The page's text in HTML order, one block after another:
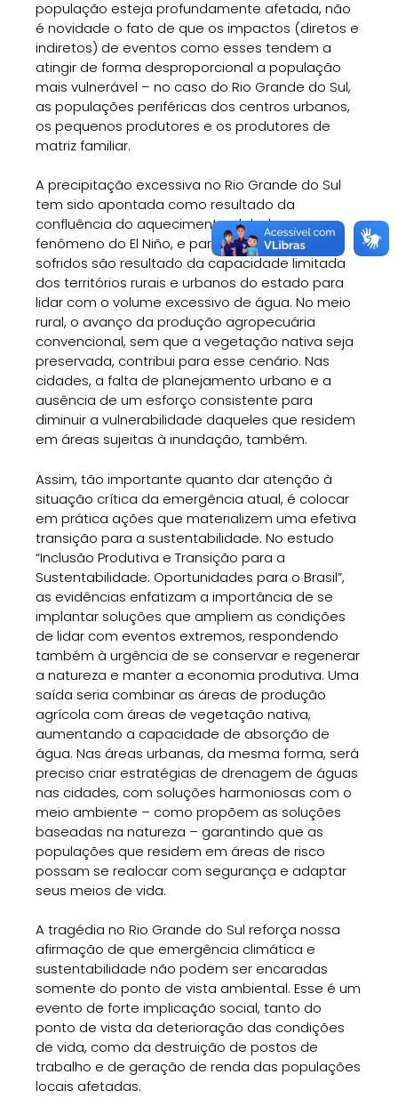
população esteja profundamente afetada, não
é novidade o fato de que os impactos (diretos e
indiretos) de eventos como esses tendem a
atingir de forma desproporcional a população
mais vulnerável – no caso do Rio Grande do Sul,
as populações periféricas dos centros urbanos,
os pequenos produtores e os produtores de
matriz familiar.
A precipitação excessiva no Rio Grande do Sul
tem sido apontada como resultado da
confluência do aquecimento global com o
fenômeno do El Niño, e parte dos impactos
sofridos são resultado da capacidade limitada
dos territórios rurais e urbanos do estado para
lidar com o volume excessivo de água. No meio
rural, o avanço da produção agropecuária
convencional, sem que a vegetação nativa seja
preservada, contribui para esse cenário. Nas
cidades, a falta de planejamento urbano e a
ausência de um esforço consistente para
diminuir a vulnerabilidade daqueles que residem
em áreas sujeitas à inundação, também.
Assim, tão importante quanto dar atenção à
situação crítica da emergência atual, é colocar
em prática ações que materializem uma efetiva
transição para a sustentabilidade. No estudo
“Inclusão Produtiva e Transição para a
Sustentabilidade: Oportunidades para o Brasil”,
as evidências enfatizam a importância de se
implantar soluções que ampliem as condições
de lidar com eventos extremos, respondendo
também à urgência de se conservar e regenerar
a natureza e manter a economia produtiva. Uma
saída seria combinar as áreas de produção
agrícola com áreas de vegetação nativa,
aumentando a capacidade de absorção de
água. Nas áreas urbanas, da mesma forma, será
preciso criar estratégias de drenagem de águas
nas cidades, com soluções harmoniosas com o
meio ambiente – como propõem as soluções
baseadas na natureza – garantindo que as
populações que residem em áreas de risco
possam se realocar com segurança e adaptar
seus meios de vida.
A tragédia no Rio Grande do Sul reforça nossa
afirmação de que emergência climática e
sustentabilidade não podem ser encaradas
somente do ponto de vista ambiental. Esse é um
evento de forte implicação social, tanto do
ponto de vista da deterioração das condições
de vida, como da destruição de postos de
trabalho e de geração de renda das populações
locais afetadas.